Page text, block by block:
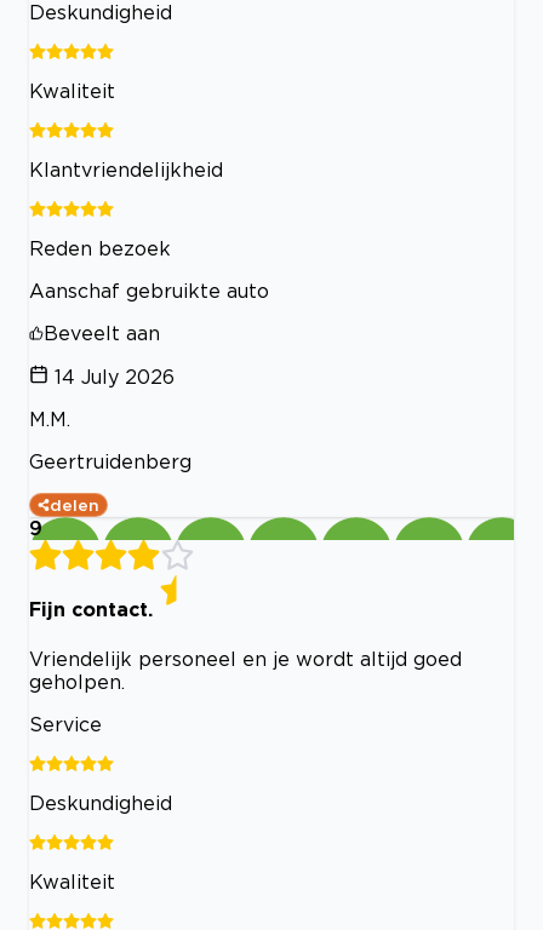
Deskundigheid
Kwaliteit
Klantvriendelijkheid
Reden bezoek
Aanschaf gebruikte auto
Beveelt aan
14 July 2026
M.M.
Geertruidenberg
delen
9
Fijn contact.
Vriendelijk personeel en je wordt altijd goed
geholpen.
Service
Deskundigheid
Kwaliteit